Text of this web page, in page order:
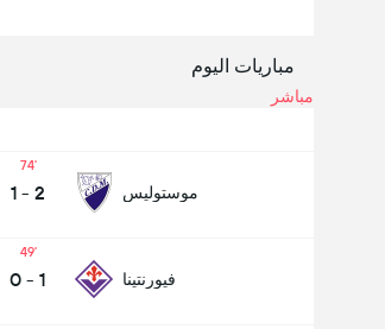
مباريات اليوم
مباشر
موستوليس
74
2
-
1
فيورنتينا
49
1
-
0